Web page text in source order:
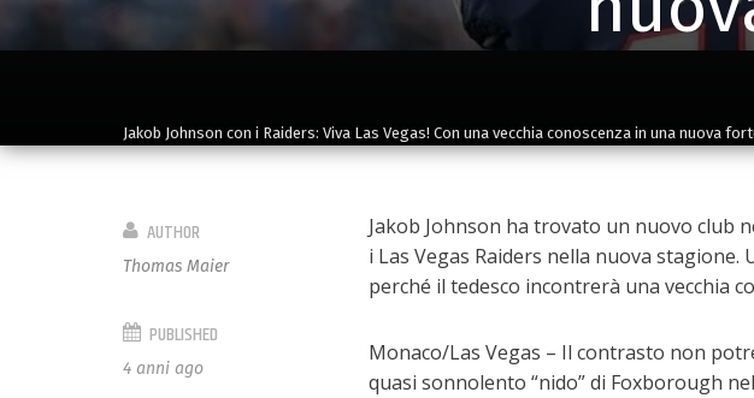
Jakob Johnson con i Raiders: Viva Las Vegas! Con una vecchia conoscenza in una nuova
Jakob Johnson ha trovato un nuovo club
i Las Vegas Raiders nella nuova
perché il tedesco incontrerà una vecchia
Monaco/Las Vegas – Il contrasto non
quasi sonnolento “nido” di Foxborough
AUTHOR
Thomas Maier
PUBLISHED
4 anni ago